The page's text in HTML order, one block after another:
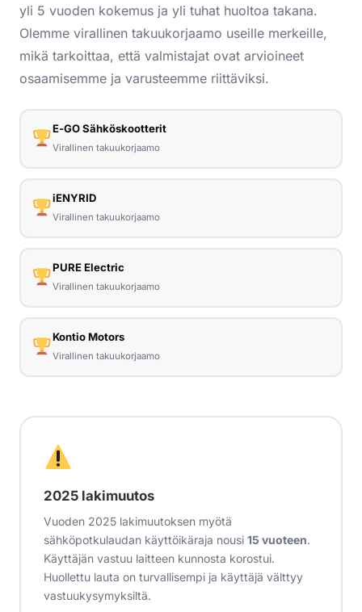
yli 5 vuoden kokemus ja yli tuhat huoltoa takana.
Olemme virallinen takuukorjaamo useille merkeille,
mikä tarkoittaa, että valmistajat ovat arvioineet
osaamisemme ja varusteemme riittäviksi.
E‑GO Sähköskootterit
Virallinen takuukorjaamo
iENYRID
Virallinen takuukorjaamo
PURE Electric
Virallinen takuukorjaamo
Kontio Motors
Virallinen takuukorjaamo
2025 lakimuutos
Vuoden 2025 lakimuutoksen myötä
sähköpotkulaudan käyttöikäraja nousi 15 vuoteen.
Käyttäjän vastuu laitteen kunnosta korostui.
Huollettu lauta on turvallisempi ja käyttäjä välttyy
vastuukysymyksiltä.